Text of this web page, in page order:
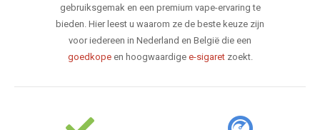
gebruiksgemak en een premium vape-ervaring te
bieden. Hier leest u waarom ze de beste keuze zijn
voor iedereen in Nederland en België die een
goedkopeen hoogwaardige e-sigaretzoekt.